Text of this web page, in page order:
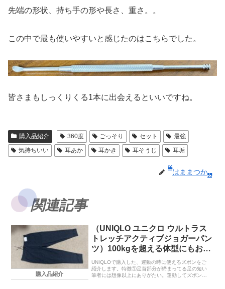
先端の形状、持ち手の形や長さ、重さ。。
この中で最も使いやすいと感じたのはこちらでした。
皆さまもしっくりくる1本に出会えるといいですね。
購入品紹介 360度 ごっそり セット
最強
気持ちいい
耳あか 耳かき 耳そうじ 耳垢
はままつか
関連記事
購入品紹介
（UNIQLO ユニクロ ウルトラス
トレッチアクティブジョガーパン
ツ）100kgを超える体型にもおス
スメできる理由４選！
UNIQLOで購入した、運動の時に使えるズボンをご
紹介します。特徴①足首部分が締まってる足の短い
筆者には想像以上にありがたい。運動してズボンが